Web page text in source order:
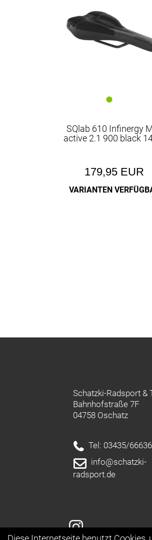
SQlab 610 Infinergy
active 2.1 900 black
179,95 EUR
VARIANTEN
Schatzki-Radsport &
Bahnhofstraße 7F
04758 Oschatz
Tel: 03435/
info@schatzki-
radsport.de